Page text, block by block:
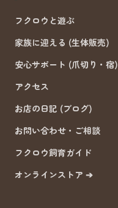
フクロウと遊ぶ
家族に迎える (生体販売)
安心サポート (爪切り・宿)
アクセス
お店の日記 (ブログ)
お問い合わせ・ご相談
フクロウ飼育ガイド
オンラインストア ➔